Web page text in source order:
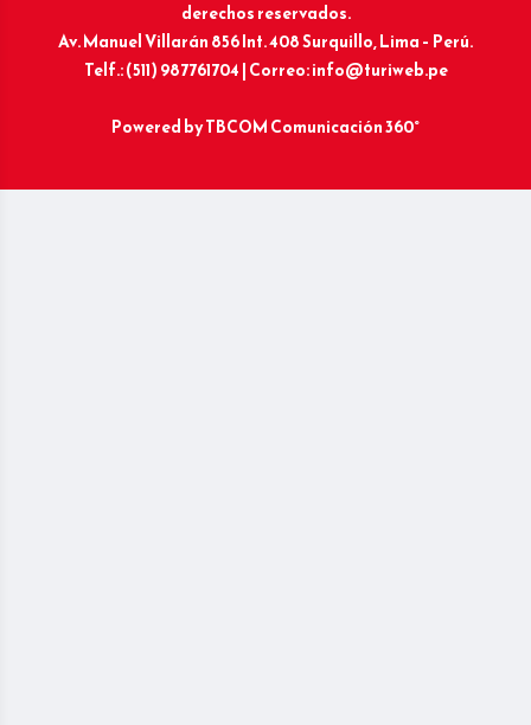
derechos reservados.
Av. Manuel Villarán 856 Int. 408 Surquillo, Lima – Perú.
Telf.: (511) 987761704 | Correo: info@turiweb.pe
Powered byTBCOM Comunicación 360°